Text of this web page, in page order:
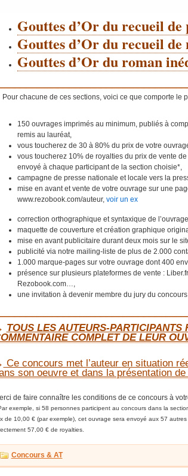
Gouttes d’Or du recueil de
Gouttes d’Or du recueil de
Gouttes d’Or du roman
chacune de ces sections, voici ce que comporte le
150 ouvrages imprimés au minimum, publiés à
remis au lauréat,
vous toucherez de 30 à 80% du prix de votre
vous toucherez 10% de royalties du prix de vente
envoyé à chaque participant de la section choisie*,
campagne de presse nationale et locale vers la
mise en avant et vente de votre ouvrage sur une
www.rezobook.com/auteur, voir un ex
correction orthographique et syntaxique de
maquette de couverture et création graphique
mise en avant publicitaire durant deux mois sur le
publicité via notre mailing-liste de plus de 2.000
1.000 marque-pages sur votre ouvrage dont 400
présence sur plusieurs plateformes de vente :
Rezobook.com…,
une invitation à devenir membre du jury du
TOUS LES AUTEURS-PARTICIPANTS
COMPLET DE LEUR
Ce concours met l’auteur en situation
son oeuvre et dans la présentation
de faire connaître les conditions de ce concours à
exemple, si 58 personnes participent au concours dans la
de 10,00 € (par exemple), cet ouvrage sera envoyé aux 57
57,00 € de royalties.
Concours & AT